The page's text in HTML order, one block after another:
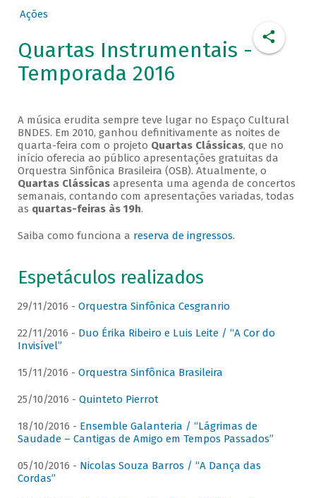
Ações
Quartas Instrumentais -
Temporada 2016
A música erudita sempre teve lugar no Espaço Cultural
BNDES. Em 2010, ganhou definitivamente as noites de
quarta-feira com o projeto Quartas Clássicas, que no
início oferecia ao público apresentações gratuitas da
Orquestra Sinfônica Brasileira (OSB). Atualmente, o
Quartas Clássicasapresenta uma agenda de concertos
semanais, contando com apresentações variadas, todas
as quartas-feiras às 19h.
Saiba como funciona a reserva de ingressos.
Espetáculos realizados
29/11/2016 - Orquestra Sinfônica Cesgranrio
22/11/2016 - Duo Érika Ribeiro e Luis Leite / “A Cor do
Invisível”
15/11/2016 - Orquestra Sinfônica Brasileira
25/10/2016 - Quinteto Pierrot
18/10/2016 - Ensemble Galanteria / “Lágrimas de
Saudade – Cantigas de Amigo em Tempos Passados”
05/10/2016 - Nicolas Souza Barros / “A Dança das
Cordas”